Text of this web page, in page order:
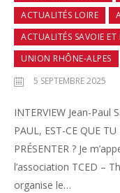
ACTUALITÉS LOIRE
ACTUALITÉS SAVOIE
UNION RHÔNE-ALPES
5 SEPTEMBRE 2025
INTERVIEW Jean-Paul
PAUL, EST-CE QUE
PRÉSENTER ? Je
l’association TCED –
organise le…